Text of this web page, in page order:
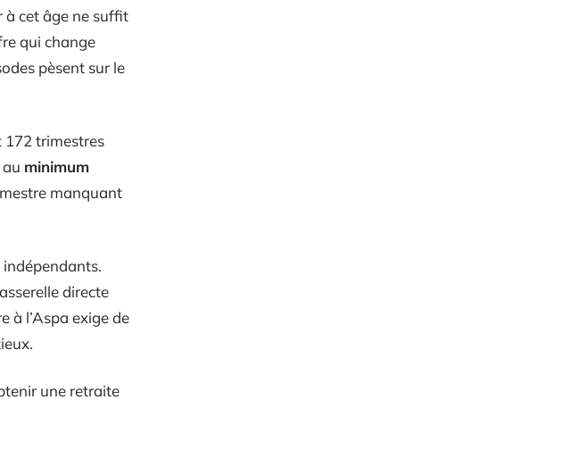
à cet âge ne suffit
qui change
pèsent sur le
172 trimestres
minimum
manquant
directe
à l’Aspa exige de
une retraite